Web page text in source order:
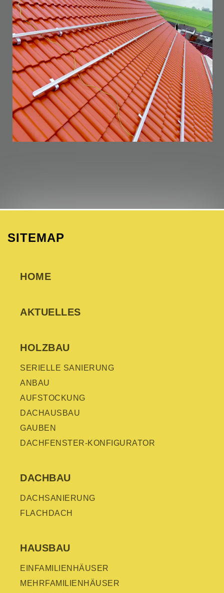
SITEMAP
HOME
AKTUELLES
HOLZBAU
SERIELLE SANIERUNG
ANBAU
AUFSTOCKUNG
DACHAUSBAU
GAUBEN
DACHFENSTER-KONFIGURATOR
DACHBAU
DACHSANIERUNG
FLACHDACH
HAUSBAU
EINFAMILIENHÄUSER
MEHRFAMILIENHÄUSER